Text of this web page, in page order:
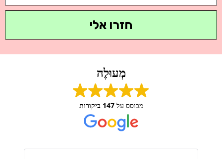
חזרו אלי
מְעוּלֶה
מבוסס על147 ביקורות